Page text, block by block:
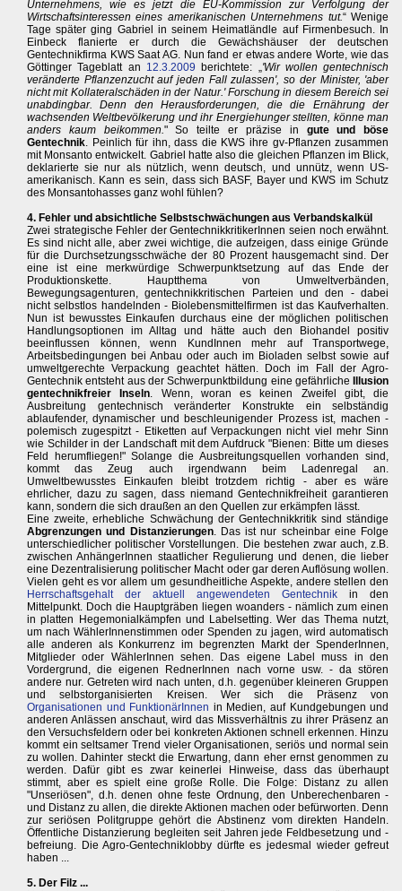
Unternehmens, wie es jetzt die EU-Kommission zur Verfolgung der
Wirtschaftsinteressen eines amerikanischen Unternehmens tut.“ Wenige
Tage später ging Gabriel in seinem Heimatländle auf Firmenbesuch. In
Einbeck flanierte er durch die Gewächshäuser der deutschen
Gentechnikfirma KWS Saat AG. Nun fand er etwas andere Worte, wie das
Göttinger Tageblatt an 12.3.2009 berichtete: „'Wir wollen gentechnisch
veränderte Pflanzenzucht auf jeden Fall zulassen', so der Minister, 'aber
nicht mit Kollateralschäden in der Natur.' Forschung in diesem Bereich sei
unabdingbar. Denn den Herausforderungen, die die Ernährung der
wachsenden Weltbevölkerung und ihr Energiehunger stellten, könne man
anders kaum beikommen." So teilte er präzise in gute und böse
Gentechnik. Peinlich für ihn, dass die KWS ihre gv-Pflanzen zusammen
mit Monsanto entwickelt. Gabriel hatte also die gleichen Pflanzen im Blick,
deklarierte sie nur als nützlich, wenn deutsch, und unnütz, wenn US-
amerikanisch. Kann es sein, dass sich BASF, Bayer und KWS im Schutz
des Monsantohasses ganz wohl fühlen?
4. Fehler und absichtliche Selbstschwächungen aus Verbandskalkül
Zwei strategische Fehler der GentechnikkritikerInnen seien noch erwähnt.
Es sind nicht alle, aber zwei wichtige, die aufzeigen, dass einige Gründe
für die Durchsetzungsschwäche der 80 Prozent hausgemacht sind. Der
eine ist eine merkwürdige Schwerpunktsetzung auf das Ende der
Produktionskette. Hauptthema von Umweltverbänden,
Bewegungsagenturen, gentechnikkritischen Parteien und den - dabei
nicht selbstlos handelnden - Biolebensmittelfirmen ist das Kaufverhalten.
Nun ist bewusstes Einkaufen durchaus eine der möglichen politischen
Handlungsoptionen im Alltag und hätte auch den Biohandel positiv
beeinflussen können, wenn KundInnen mehr auf Transportwege,
Arbeitsbedingungen bei Anbau oder auch im Bioladen selbst sowie auf
umweltgerechte Verpackung geachtet hätten. Doch im Fall der Agro-
Gentechnik entsteht aus der Schwerpunktbildung eine gefährliche
Illusion
gentechnikfreier Inseln. Wenn, woran es keinen Zweifel gibt, die
Ausbreitung gentechnisch veränderter Konstrukte ein selbständig
ablaufender, dynamischer und beschleunigender Prozess ist, machen -
polemisch zugespitzt - Etiketten auf Verpackungen nicht viel mehr Sinn
wie Schilder in der Landschaft mit dem Aufdruck "Bienen: Bitte um dieses
Feld herumfliegen!" Solange die Ausbreitungsquellen vorhanden sind,
kommt das Zeug auch irgendwann beim Ladenregal an.
Umweltbewusstes Einkaufen bleibt trotzdem richtig - aber es wäre
ehrlicher, dazu zu sagen, dass niemand Gentechnikfreiheit garantieren
kann, sondern die sich draußen an den Quellen zur erkämpfen lässt.
Eine zweite, erhebliche Schwächung der Gentechnikkritik sind ständige
Abgrenzungen und Distanzierungen. Das ist nur scheinbar eine Folge
unterschiedlicher politischer Vorstellungen. Die bestehen zwar auch, z.B.
zwischen AnhängerInnen staatlicher Regulierung und denen, die lieber
eine Dezentralisierung politischer Macht oder gar deren Auflösung wollen.
Vielen geht es vor allem um gesundheitliche Aspekte, andere stellen den
Herrschaftsgehalt der aktuell angewendeten Gentechnik in den
Mittelpunkt. Doch die Hauptgräben liegen woanders - nämlich zum einen
in platten Hegemonialkämpfen und Labelsetting. Wer das Thema nutzt,
um nach WählerInnenstimmen oder Spenden zu jagen, wird automatisch
alle anderen als Konkurrenz im begrenzten Markt der SpenderInnen,
Mitglieder oder WählerInnen sehen. Das eigene Label muss in den
Vordergrund, die eigenen RednerInnen nach vorne usw. - da stören
andere nur. Getreten wird nach unten, d.h. gegenüber kleineren Gruppen
und selbstorganisierten Kreisen. Wer sich die Präsenz von
Organisationen und FunktionärInnen in Medien, auf Kundgebungen und
anderen Anlässen anschaut, wird das Missverhältnis zu ihrer Präsenz an
den Versuchsfeldern oder bei konkreten Aktionen schnell erkennen. Hinzu
kommt ein seltsamer Trend vieler Organisationen, seriös und normal sein
zu wollen. Dahinter steckt die Erwartung, dann eher ernst genommen zu
werden. Dafür gibt es zwar keinerlei Hinweise, dass das überhaupt
stimmt, aber es spielt eine große Rolle. Die Folge: Distanz zu allen
"Unseriösen", d.h. denen ohne feste Ordnung, den Unberechenbaren -
und Distanz zu allen, die direkte Aktionen machen oder befürworten. Denn
zur seriösen Politgruppe gehört die Abstinenz vom direkten Handeln.
Öffentliche Distanzierung begleiten seit Jahren jede Feldbesetzung und -
befreiung. Die Agro-Gentechniklobby dürfte es jedesmal wieder gefreut
haben ...
5. Der Filz ...